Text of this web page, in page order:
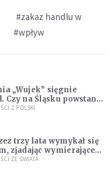
#zakaz handlu w
#wpływ
„Wujek” sięgnie
Czy na Śląsku powstanie
Krzemowa”?
Z POLSKI
trzy lata wymykał się
zjadając wymierające
końcu popełnił
ZE ŚWIATA